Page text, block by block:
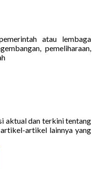
atau lembaga
pemeliharaan,
aktual dan terkini tentang
artikel lainnya yang